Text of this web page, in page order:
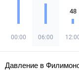
00:00 06:00
48
Давление в